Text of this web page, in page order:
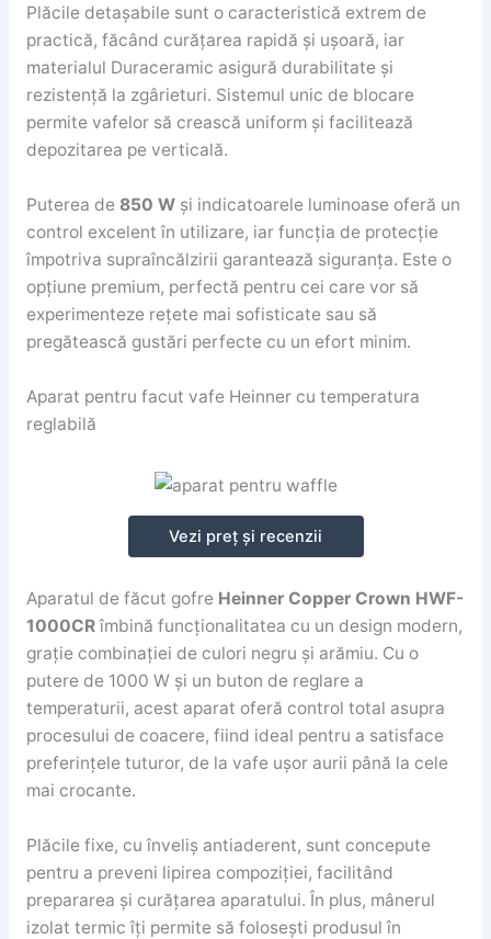
Plăcile detașabile sunt o caracteristică extrem de
practică, făcând curățarea rapidă și ușoară, iar
materialul Duraceramic asigură durabilitate și
rezistență la zgârieturi. Sistemul unic de blocare
permite vafelor să crească uniform și facilitează
depozitarea pe verticală.
Puterea de 850 W și indicatoarele luminoase oferă un
control excelent în utilizare, iar funcția de protecție
împotriva supraîncălzirii garantează siguranța. Este o
opțiune premium, perfectă pentru cei care vor să
experimenteze rețete mai sofisticate sau să
pregătească gustări perfecte cu un efort minim.
Aparat pentru facut vafe Heinner cu temperatura
reglabilă
Vezi preț și recenzii
Aparatul de făcut gofre Heinner Copper Crown HWF-
1000CRîmbină funcționalitatea cu un design modern,
grație combinației de culori negru și arămiu. Cu o
putere de 1000 W și un buton de reglare a
temperaturii, acest aparat oferă control total asupra
procesului de coacere, fiind ideal pentru a satisface
preferințele tuturor, de la vafe ușor aurii până la cele
mai crocante.
Plăcile fixe, cu înveliș antiaderent, sunt concepute
pentru a preveni lipirea compoziției, facilitând
prepararea și curățarea aparatului. În plus, mânerul
izolat termic îți permite să folosești produsul în